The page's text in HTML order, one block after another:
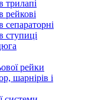
трилапі
рейкові
сепараторні
ступиці
рейки
шарнірів і